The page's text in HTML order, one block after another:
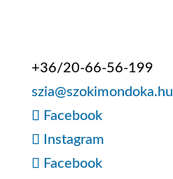
+36/20-66-56-199
szia@szokimondoka.hu
Facebook
Instagram
Facebook